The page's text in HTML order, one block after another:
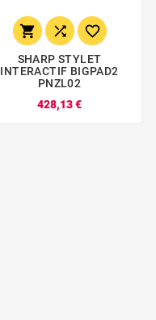
  
SHARP STYLET
INTERACTIF BIGPAD2
PNZL02
428,13 €